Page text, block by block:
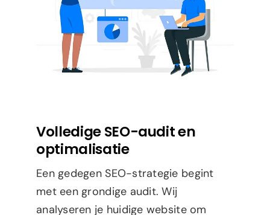
Volledige SEO-audit en
optimalisatie
Een gedegen SEO-strategie begint
met een grondige audit. Wij
analyseren je huidige website om